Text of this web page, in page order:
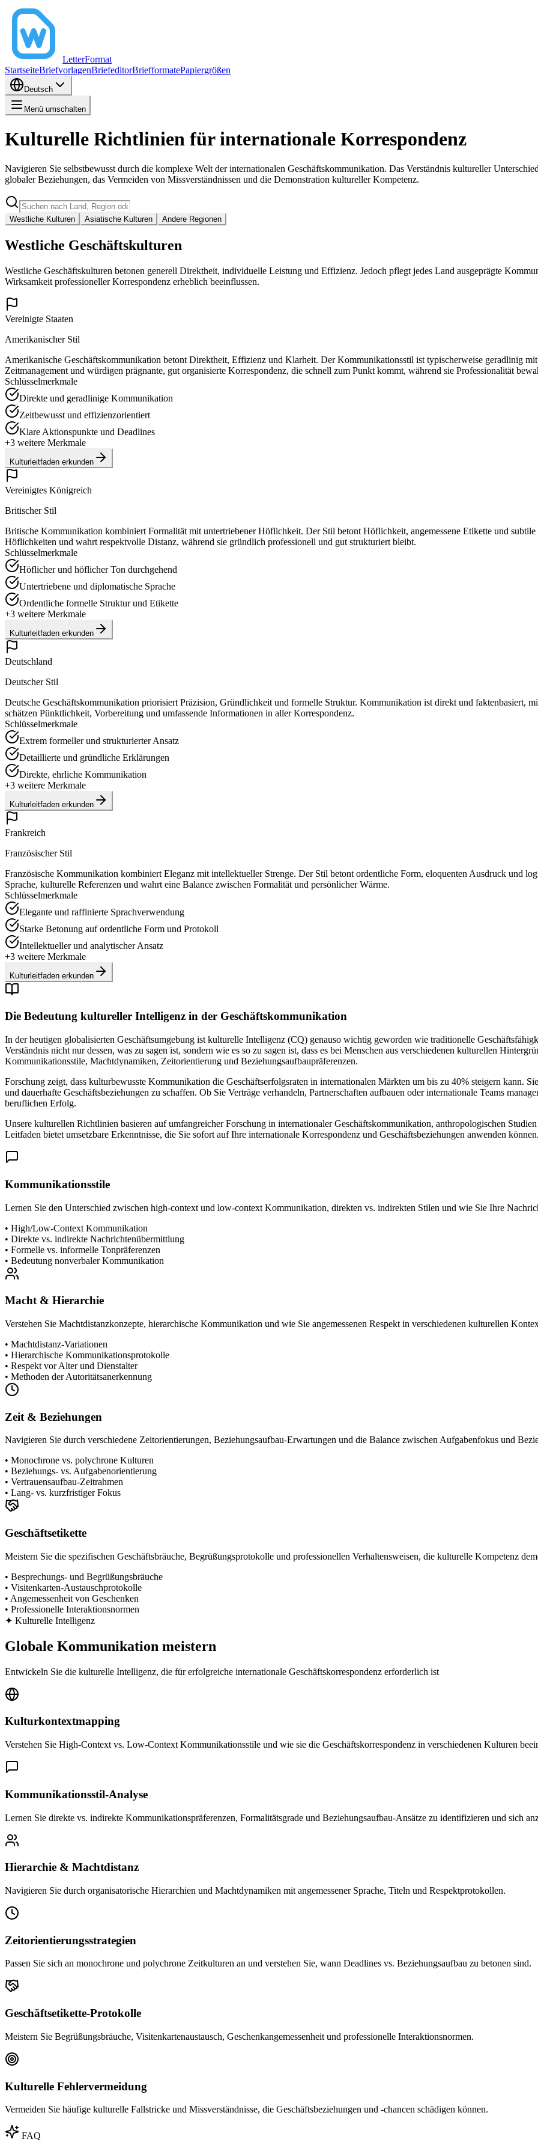
LetterFormat
StartseiteBriefvorlagenBriefeditorBriefformatePapiergrößen
Deutsch
Menü umschalten
Kulturelle Richtlinien für internationale Korrespondenz
Navigieren Sie selbstbewusst durch die komplexe Welt der internationalen Geschäftskommunikation. Das Verständnis kultureller
globaler Beziehungen, das Vermeiden von Missverständnissen und die Demonstration kultureller Kompetenz.
Westliche Kulturen Asiatische Kulturen Andere Regionen
Westliche Geschäftskulturen
Westliche Geschäftskulturen betonen generell Direktheit, individuelle Leistung und Effizienz. Jedoch pflegt jedes Land ausgeprägte
Wirksamkeit professioneller Korrespondenz erheblich beeinflussen.
Vereinigte Staaten
Amerikanischer Stil
Amerikanische Geschäftskommunikation betont Direktheit, Effizienz und Klarheit. Der Kommunikationsstil ist typischerweise geradlinig
Zeitmanagement und würdigen prägnante, gut organisierte Korrespondenz, die schnell zum Punkt kommt, während sie Professionalität
Schlüsselmerkmale
Direkte und geradlinige Kommunikation
Zeitbewusst und effizienzorientiert
Klare Aktionspunkte und Deadlines
+3 weitere Merkmale
Kulturleitfaden erkunden
Vereinigtes Königreich
Britischer Stil
Britische Kommunikation kombiniert Formalität mit untertriebener Höflichkeit. Der Stil betont Höflichkeit, angemessene Etikette und
Höflichkeiten und wahrt respektvolle Distanz, während sie gründlich professionell und gut strukturiert bleibt.
Schlüsselmerkmale
Höflicher und höflicher Ton durchgehend
Untertriebene und diplomatische Sprache
Ordentliche formelle Struktur und Etikette
+3 weitere Merkmale
Kulturleitfaden erkunden
Deutschland
Deutscher Stil
Deutsche Geschäftskommunikation priorisiert Präzision, Gründlichkeit und formelle Struktur. Kommunikation ist direkt und faktenbasiert,
schätzen Pünktlichkeit, Vorbereitung und umfassende Informationen in aller Korrespondenz.
Schlüsselmerkmale
Extrem formeller und strukturierter Ansatz
Detaillierte und gründliche Erklärungen
Direkte, ehrliche Kommunikation
+3 weitere Merkmale
Kulturleitfaden erkunden
Frankreich
Französischer Stil
Französische Kommunikation kombiniert Eleganz mit intellektueller Strenge. Der Stil betont ordentliche Form, eloquenten Ausdruck und
Sprache, kulturelle Referenzen und wahrt eine Balance zwischen Formalität und persönlicher Wärme.
Schlüsselmerkmale
Elegante und raffinierte Sprachverwendung
Starke Betonung auf ordentliche Form und Protokoll
Intellektueller und analytischer Ansatz
+3 weitere Merkmale
Kulturleitfaden erkunden
Die Bedeutung kultureller Intelligenz in der Geschäftskommunikation
In der heutigen globalisierten Geschäftsumgebung ist kulturelle Intelligenz (CQ) genauso wichtig geworden wie traditionelle
Verständnis nicht nur dessen, was zu sagen ist, sondern wie es so zu sagen ist, dass es bei Menschen aus verschiedenen kulturellen
Kommunikationsstile, Machtdynamiken, Zeitorientierung und Beziehungsaufbaupräferenzen.
Forschung zeigt, dass kulturbewusste Kommunikation die Geschäftserfolgsraten in internationalen Märkten um bis zu 40% steigern kann.
und dauerhafte Geschäftsbeziehungen zu schaffen. Ob Sie Verträge verhandeln, Partnerschaften aufbauen oder internationale Teams
beruflichen Erfolg.
Unsere kulturellen Richtlinien basieren auf umfangreicher Forschung in internationaler Geschäftskommunikation, anthropologischen
Leitfaden bietet umsetzbare Erkenntnisse, die Sie sofort auf Ihre internationale Korrespondenz und Geschäftsbeziehungen anwenden können.
Kommunikationsstile
Lernen Sie den Unterschied zwischen high-context und low-context Kommunikation, direkten vs. indirekten Stilen und wie Sie Ihre
• High/Low-Context Kommunikation
• Direkte vs. indirekte Nachrichtenübermittlung
• Formelle vs. informelle Tonpräferenzen
• Bedeutung nonverbaler Kommunikation
Macht & Hierarchie
Verstehen Sie Machtdistanzkonzepte, hierarchische Kommunikation und wie Sie angemessenen Respekt in verschiedenen kulturellen
• Machtdistanz-Variationen
• Hierarchische Kommunikationsprotokolle
• Respekt vor Alter und Dienstalter
• Methoden der Autoritätsanerkennung
Zeit & Beziehungen
Navigieren Sie durch verschiedene Zeitorientierungen, Beziehungsaufbau-Erwartungen und die Balance zwischen Aufgabenfokus und
• Monochrone vs. polychrone Kulturen
• Beziehungs- vs. Aufgabenorientierung
• Vertrauensaufbau-Zeitrahmen
• Lang- vs. kurzfristiger Fokus
Geschäftsetikette
Meistern Sie die spezifischen Geschäftsbräuche, Begrüßungsprotokolle und professionellen Verhaltensweisen, die kulturelle Kompetenz
• Besprechungs- und Begrüßungsbräuche
• Visitenkarten-Austauschprotokolle
• Angemessenheit von Geschenken
• Professionelle Interaktionsnormen
✦ Kulturelle Intelligenz
Globale Kommunikation meistern
Entwickeln Sie die kulturelle Intelligenz, die für erfolgreiche internationale Geschäftskorrespondenz erforderlich ist
Kulturkontextmapping
Verstehen Sie High-Context vs. Low-Context Kommunikationsstile und wie sie die Geschäftskorrespondenz in verschiedenen Kulturen
Kommunikationsstil-Analyse
Lernen Sie direkte vs. indirekte Kommunikationspräferenzen, Formalitätsgrade und Beziehungsaufbau-Ansätze zu identifizieren und sich
Hierarchie & Machtdistanz
Navigieren Sie durch organisatorische Hierarchien und Machtdynamiken mit angemessener Sprache, Titeln und Respektprotokollen.
Zeitorientierungsstrategien
Passen Sie sich an monochrone und polychrone Zeitkulturen an und verstehen Sie, wann Deadlines vs. Beziehungsaufbau zu betonen sind.
Geschäftsetikette-Protokolle
Meistern Sie Begrüßungsbräuche, Visitenkartenaustausch, Geschenkangemessenheit und professionelle Interaktionsnormen.
Kulturelle Fehlervermeidung
Vermeiden Sie häufige kulturelle Fallstricke und Missverständnisse, die Geschäftsbeziehungen und -chancen schädigen können.
FAQ